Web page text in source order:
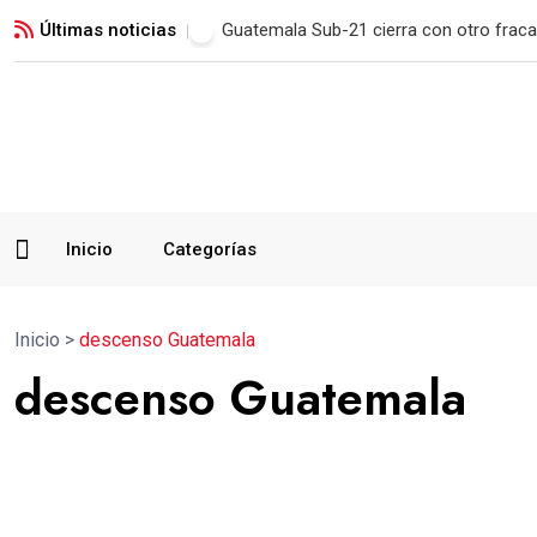
Últimas noticias Municipal remonta en San Marcos y
Inicio Categorías
Inicio > descenso Guatemala
descenso Guatemala